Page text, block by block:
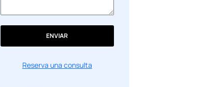
ENVIAR
Reserva una consulta